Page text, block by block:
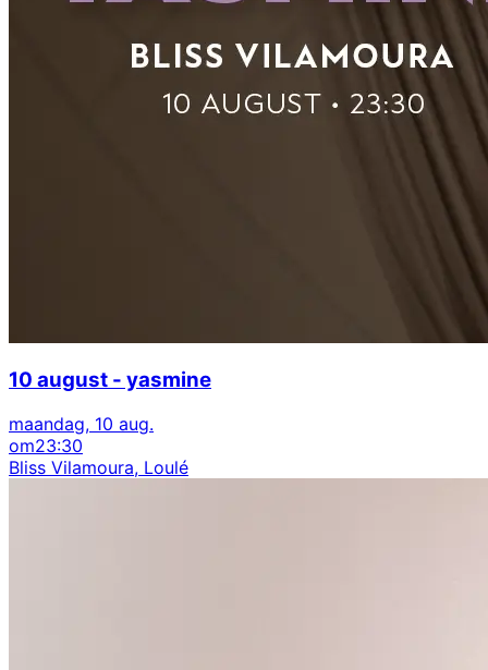
10 august - yasmine
maandag, 10 aug.
om23:30
Bliss Vilamoura, Loulé